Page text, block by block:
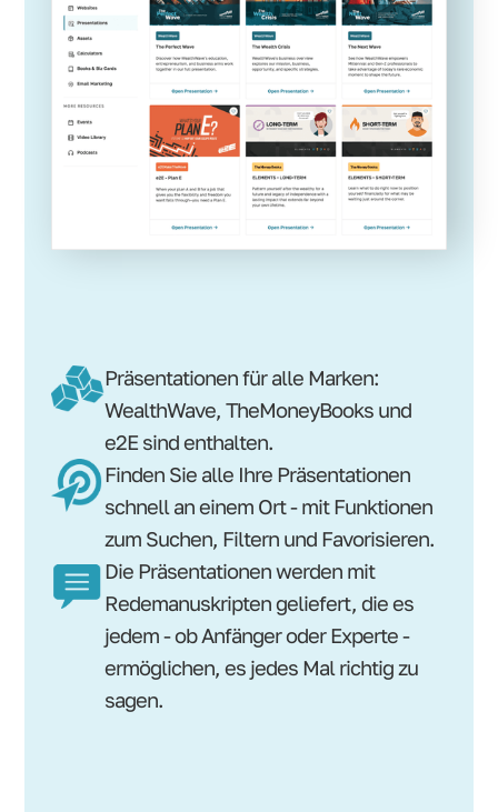
Präsentationen für alle Marken:
WealthWave, TheMoneyBooks und
e2E sind enthalten.
Finden Sie alle Ihre Präsentationen
schnell an einem Ort - mit Funktionen
zum Suchen, Filtern und Favorisieren.
Die Präsentationen werden mit
Redemanuskripten geliefert, die es
jedem - ob Anfänger oder Experte -
ermöglichen, es jedes Mal richtig zu
sagen.